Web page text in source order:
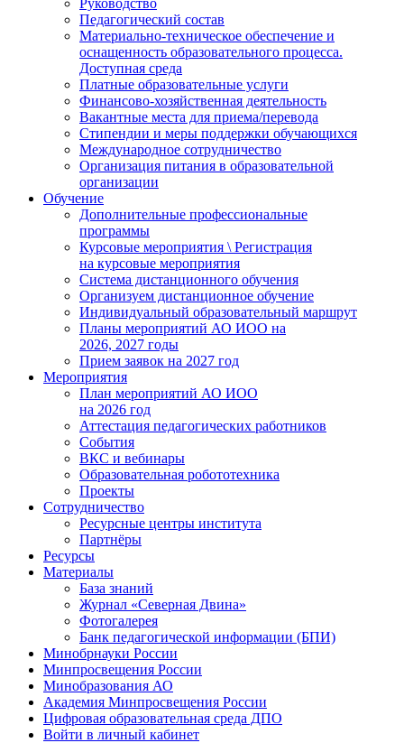
Руководство
Педагогический состав
Материально-техническое обеспечение и
оснащенность образовательного процесса.
Доступная среда
Платные образовательные услуги
Финансово-хозяйственная деятельность
Вакантные места для приема/перевода
Стипендии и меры поддержки обучающихся
Международное сотрудничество
Организация питания в образовательной
организации
Обучение
Дополнительные профессиональные
программы
Курсовые мероприятия \ Регистрация
на курсовые мероприятия
Система дистанционного обучения
Организуем дистанционное обучение
Индивидуальный образовательный маршрут
Планы мероприятий АО ИОО на
2026, 2027 годы
Прием заявок на 2027 год
Мероприятия
План мероприятий АО ИОО
на 2026 год
Аттестация педагогических работников
События
ВКС и вебинары
Образовательная робототехника
Проекты
Сотрудничество
Ресурсные центры института
Партнёры
Ресурсы
Материалы
База знаний
Журнал «Северная Двина»
Фотогалерея
Банк педагогической информации (БПИ)
Минобрнауки России
Минпросвещения России
Минобразования АО
Академия Минпросвещения России
Цифровая образовательная среда ДПО
Войти в личный кабинет